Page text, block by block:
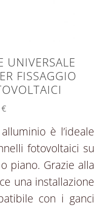
UNIVERSALE
FISSAGGIO
€
è l’ideale
fotovoltaici su
piano. Grazie alla
una installazione
con i ganci